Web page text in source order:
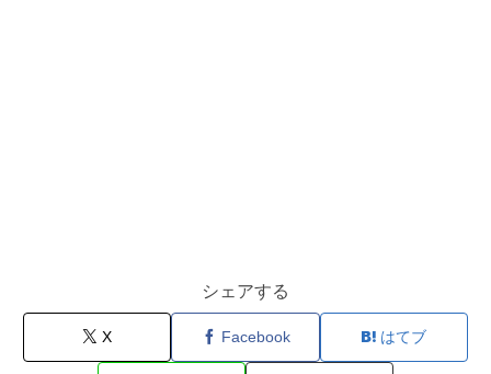
シェアする
X Facebook はてブ